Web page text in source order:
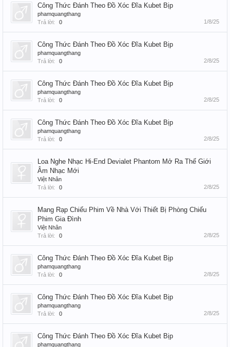
Công Thức Đánh Theo Đồ Xóc Đĩa Kubet Bịp
phamquangthang
Trả lời:
0 1/8/25
Công Thức Đánh Theo Đồ Xóc Đĩa Kubet Bịp
phamquangthang
Trả lời:
0 2/8/25
Công Thức Đánh Theo Đồ Xóc Đĩa Kubet Bịp
phamquangthang
Trả lời:
0 2/8/25
Công Thức Đánh Theo Đồ Xóc Đĩa Kubet Bịp
phamquangthang
Trả lời:
0 2/8/25
Loa Nghe Nhạc Hi-End Devialet Phantom Mở Ra Thế Giới
Âm Nhạc Mới
Việt Nhân
Trả lời:
0 2/8/25
Mang Rạp Chiếu Phim Về Nhà Với Thiết Bị Phòng Chiếu
Phim Gia Đình
Việt Nhân
Trả lời:
0 2/8/25
Công Thức Đánh Theo Đồ Xóc Đĩa Kubet Bịp
phamquangthang
Trả lời:
0 2/8/25
Công Thức Đánh Theo Đồ Xóc Đĩa Kubet Bịp
phamquangthang
Trả lời:
0 2/8/25
Công Thức Đánh Theo Đồ Xóc Đĩa Kubet Bịp
phamquangthang